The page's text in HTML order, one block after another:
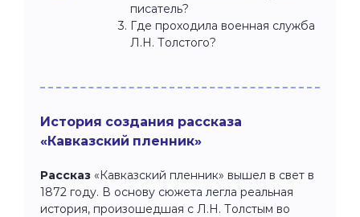
писатель?
Где проходила военная служба
Л.Н. Толстого?
История создания рассказа
«Кавказский пленник»
Рассказ «Кавказский пленник» вышел в свет в
1872 году. В основу сюжета легла реальная
история, произошедшая с Л.Н. Толстым во